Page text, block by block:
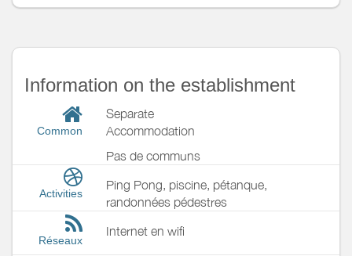
Information on the establishment
Common
Separate
Accommodation
Pas de communs
Activities
Ping Pong, piscine, pétanque,
randonnées pédestres
Réseaux
Internet en wifi